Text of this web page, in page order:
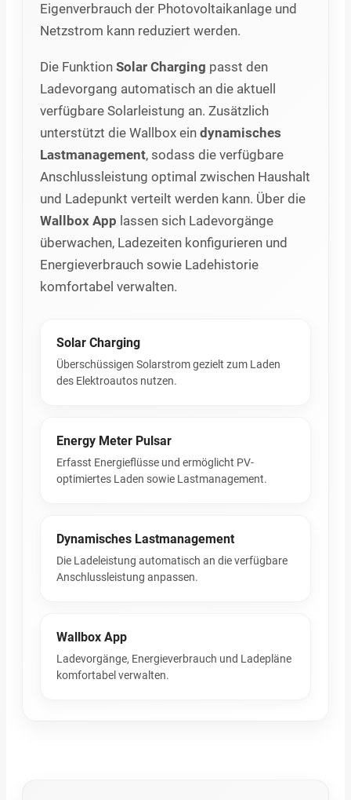
Eigenverbrauch der Photovoltaikanlage und
Netzstrom kann reduziert werden.
Die Funktion Solar Charging passt den
Ladevorgang automatisch an die aktuell
verfügbare Solarleistung an. Zusätzlich
unterstützt die Wallbox ein dynamisches
Lastmanagement, sodass die verfügbare
Anschlussleistung optimal zwischen Haushalt
und Ladepunkt verteilt werden kann. Über die
Wallbox App lassen sich Ladevorgänge
überwachen, Ladezeiten konfigurieren und
Energieverbrauch sowie Ladehistorie
komfortabel verwalten.
Solar Charging
Überschüssigen Solarstrom gezielt zum Laden
des Elektroautos nutzen.
Energy Meter Pulsar
Erfasst Energieflüsse und ermöglicht PV-
optimiertes Laden sowie Lastmanagement.
Dynamisches Lastmanagement
Die Ladeleistung automatisch an die verfügbare
Anschlussleistung anpassen.
Wallbox App
Ladevorgänge, Energieverbrauch und Ladepläne
komfortabel verwalten.